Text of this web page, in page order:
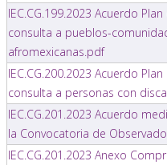
IEC.CG.199.2023 Acuerdo
consulta a pueblos-
afromexicanas.pdf
IEC.CG.200.2023 Acuerdo
consulta a personas con
IEC.CG.201.2023 Acuerdo
la Convocatoria de
IEC.CG.201.2023 Anexo